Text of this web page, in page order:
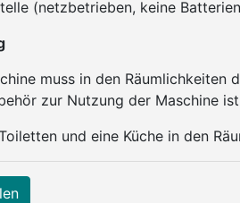
(netzbetrieben, keine
muss in den Räumlichkeiten
zur Nutzung der Maschine
und eine Küche in den